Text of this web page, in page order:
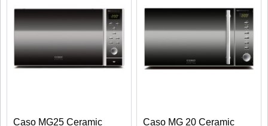
Caso MG25 Ceramic
Caso MG 20 Ceramic